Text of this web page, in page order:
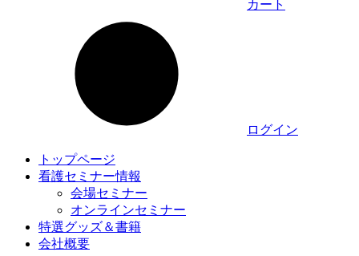
カート
ログイン
トップページ
看護セミナー情報
会場セミナー
オンラインセミナー
特選グッズ＆書籍
会社概要